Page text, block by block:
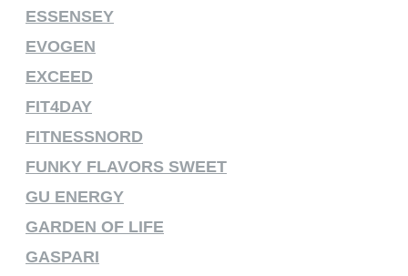
ESSENSEY
EVOGEN
EXCEED
FIT4DAY
FITNESSNORD
FUNKY FLAVORS SWEET
GU ENERGY
GARDEN OF LIFE
GASPARI